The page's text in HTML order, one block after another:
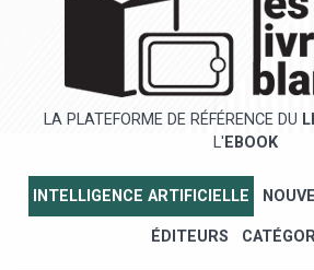
LA PLATEFORME DE RÉFÉRENCE DU
L' EBOOK
INTELLIGENCE ARTIFICIELLE
ÉDITEURS